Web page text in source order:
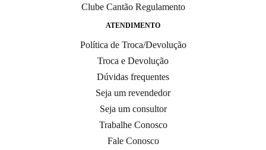
Clube Cantão Regulamento
ATENDIMENTO
Política de Troca/Devolução
Troca e Devolução
Dúvidas frequentes
Seja um revendedor
Seja um consultor
Trabalhe Conosco
Fale Conosco